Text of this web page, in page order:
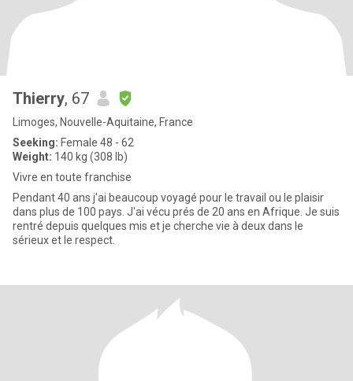
Thierry, 67
Limoges, Nouvelle-Aquitaine, France
Seeking: Female 48 - 62
Weight: 140 kg (308 lb)
Vivre en toute franchise
Pendant 40 ans j'ai beaucoup voyagé pour le travail ou le plaisir
dans plus de 100 pays. J'ai vécu prés de 20 ans en Afrique. Je suis
rentré depuis quelques mis et je cherche vie à deux dans le
sérieux et le respect.